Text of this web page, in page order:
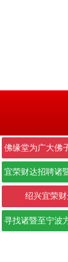
佛缘堂为广大佛
宜荣财达招聘诸
绍兴宜荣
寻找诸暨至宁波